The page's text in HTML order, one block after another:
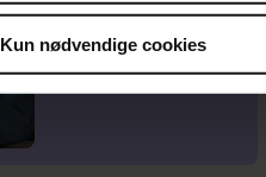
Kun nødvendige cookies